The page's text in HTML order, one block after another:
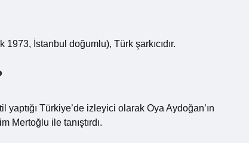
İstanbul doğumlu), Türk şarkıcıdır.
Türkiye’de izleyici olarak Oya Aydoğan’ın
Mertoğlu ile tanıştırdı.